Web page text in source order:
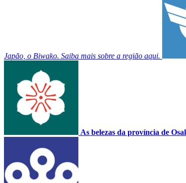
Japão, o Biwako. Saiba mais sobre a região aqui.
As belezas da província de